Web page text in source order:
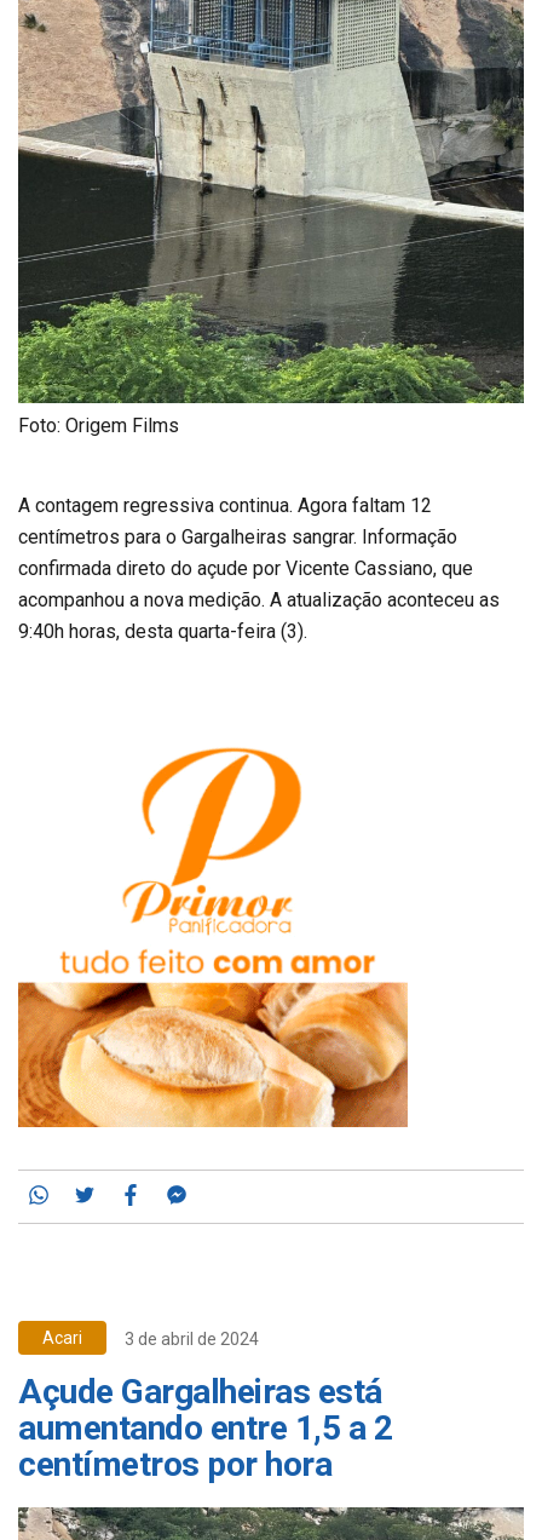
Foto: Origem Films
A contagem regressiva continua. Agora faltam 12
centímetros para o Gargalheiras sangrar. Informação
confirmada direto do açude por Vicente Cassiano, que
acompanhou a nova medição. A atualização aconteceu as
9:40h horas, desta quarta-feira (3).
Whatsapp
TwitterFacebook
Acari 3 de abril de 2024
Açude Gargalheiras está
aumentando entre 1,5 a 2
centímetros por hora